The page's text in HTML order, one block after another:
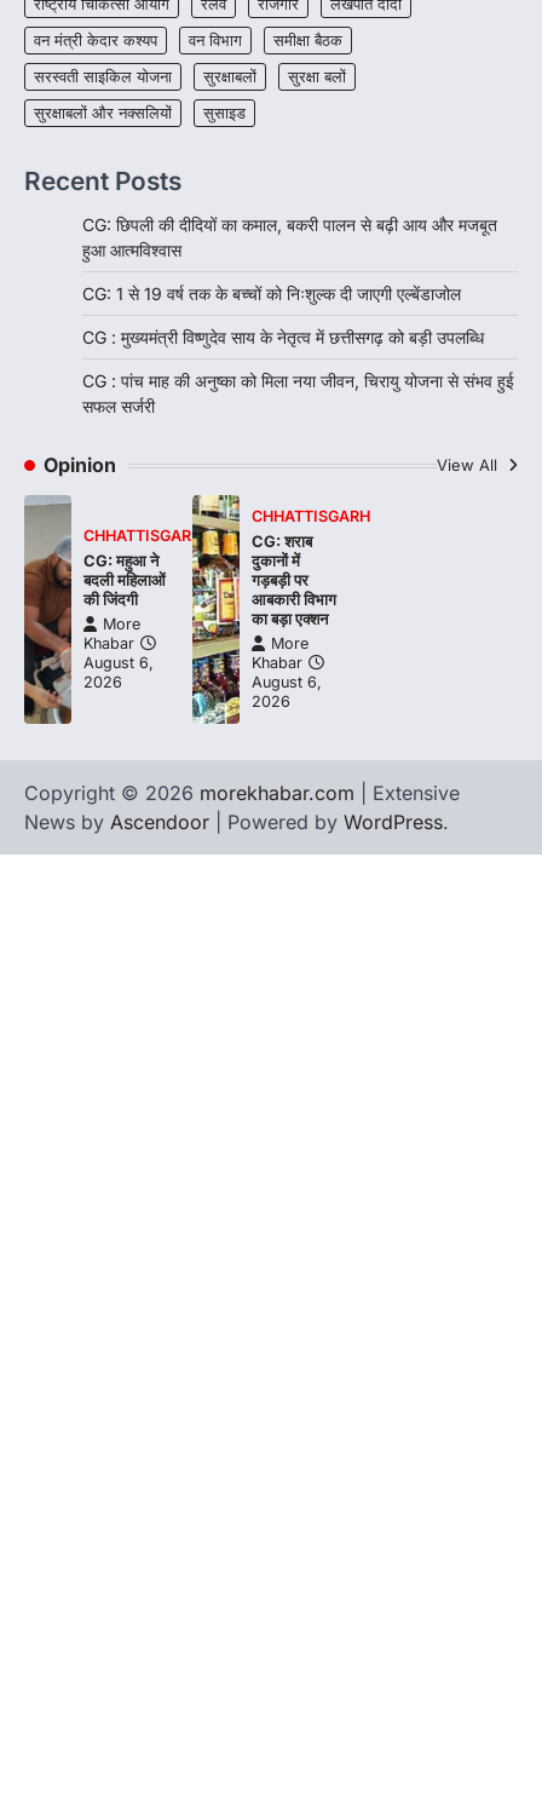
वन मंत्री केदार कश्यप
वन विभाग
समीक्षा बैठक
सरस्वती साइकिल योजना
सुरक्षाबलों
सुरक्षा बलों
सुरक्षाबलों और नक्सलियों
सुसाइड
Recent Posts
CG: छिपली की दीदियों का कमाल, बकरी पालन से बढ़ी आय और मजबूत
हुआ आत्मविश्वास
CG: 1 से 19 वर्ष तक के बच्चों को निःशुल्क दी जाएगी एल्बेंडाजोल
CG : मुख्यमंत्री विष्णुदेव साय के नेतृत्व में छत्तीसगढ़ को बड़ी उपलब्धि
CG : पांच माह की अनुष्का को मिला नया जीवन, चिरायु योजना से संभव हुई
सफल सर्जरी
Opinion View All
CHHATTISGARH
CG: महुआ ने
बदली महिलाओं
की जिंदगी
More
Khabar
August 6,
2026
CHHATTISGARH
CG: शराब
दुकानों में
गड़बड़ी पर
आबकारी विभाग
का बड़ा एक्शन
More
Khabar
August 6,
2026
Copyright © 2026 morekhabar.com | Extensive
News by Ascendoor | Powered by WordPress.